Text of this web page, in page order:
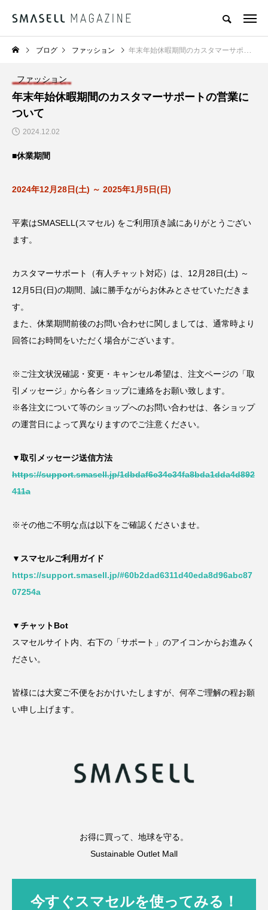
ブログ ファッション 年末年始休暇期間のカスタマーサポートの営業について
ファッション
年末年始休暇期間のカスタマーサポートの営業に
ついて
2024.12.02
■休業期間
2024年12月28日(土) ～ 2025年1月5日(日)
平素はSMASELL(スマセル) をご利用頂き誠にありがとうござい
ます。
カスタマーサポート（有人チャット対応）は、12月28日(土) ～
12月5日(日)の期間、誠に勝手ながらお休みとさせていただきま
す。
また、休業期間前後のお問い合わせに関しましては、通常時より
回答にお時間をいただく場合がございます。
※ご注文状況確認・変更・キャンセル希望は、注文ページの「取
引メッセージ」から各ショップに連絡をお願い致します。
※各注文について等のショップへのお問い合わせは、各ショップ
の運営日によって異なりますのでご注意ください。
▼取引メッセージ送信方法
https://support.smasell.jp/1dbdaf6c34c34fa8bda1dda4d892
411a
※その他ご不明な点は以下をご確認くださいませ。
▼スマセルご利用ガイド
https://support.smasell.jp/#60b2dad6311d40eda8d96abc87
07254a
▼チャットBot
スマセルサイト内、右下の「サポート」のアイコンからお進みく
ださい。
皆様には大変ご不便をおかけいたしますが、何卒ご理解の程お願
い申し上げます。
お得に買って、地球を守る。
Sustainable Outlet Mall
今すぐスマセルを使ってみる！